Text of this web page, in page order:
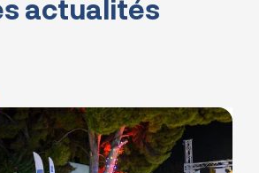
actualités